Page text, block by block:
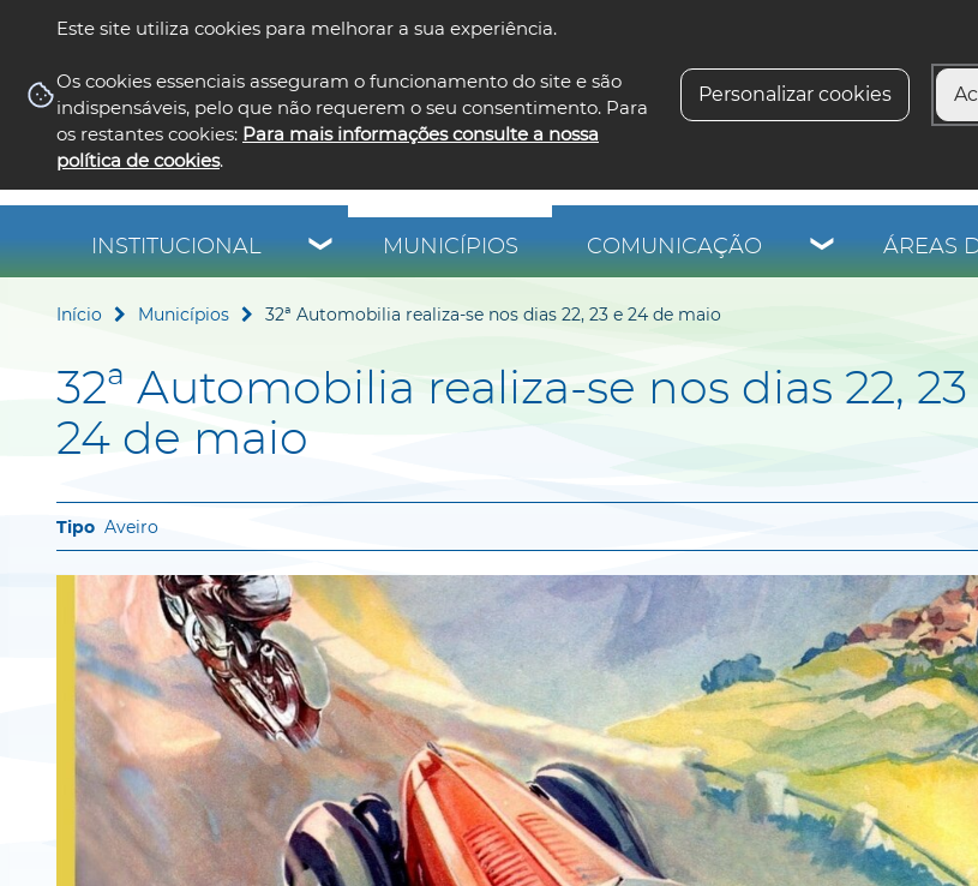
Este site utiliza cookies para melhorar a sua experiência.
Os cookies essenciais asseguram o funcionamento do site e são
indispensáveis, pelo que não requerem o seu consentimento. Para
os restantes cookies: Para mais informações consulte a nossa
política de cookies.
Personalizar cookies
INSTITUCIONAL MUNICÍPIOS COMUNICAÇÃO ÁREAS
Início Municípios 32ª Automobilia realiza-se nos dias 22, 23 e 24 de maio
32ª Automobilia realiza-se nos dias 22, 23
24 de maio
Aveiro